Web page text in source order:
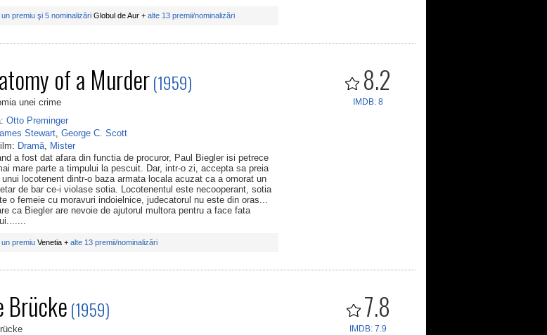
un premiu şi 5 nominalizări Globul de Aur + alte 13 premii/nominalizări
of a Murder(1959)
unei crime
Otto Preminger
Stewart, George C. Scott
Dramă, Mister
a fost dat afara din functia de procuror, Paul Biegler isi petrece
mare parte a timpului la pescuit. Dar, intr-o zi, accepta sa preia
locotenent dintr-o baza armata locala acuzat ca a omorat un
de bar ce-i violase sotia. Locotenentul este necooperant, sotia
o femeie cu moravuri indoielnice, judecatorul nu este din oras...
ca Biegler are nevoie de ajutorul multora pentru a face fata
un premiu Venetia + alte 13 premii/nominalizări
8.2
IMDB: 8
Brücke(1959) 7.8
IMDB: 7.9